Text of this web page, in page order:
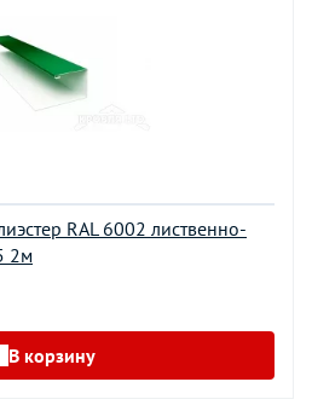
RAL 6002 лиственно-
2м
В корзину